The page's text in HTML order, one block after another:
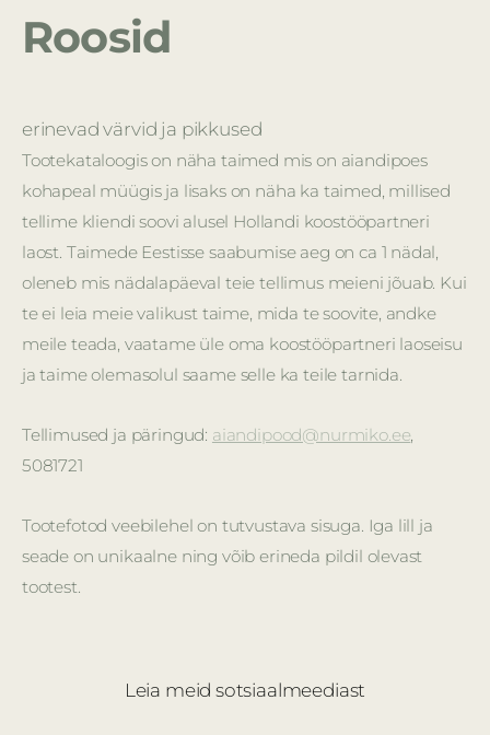
Tootekataloogis on näha taimed mis on aiandipoes
kohapeal müügis ja lisaks on näha ka taimed, millised
tellime kliendi soovi alusel Hollandi koostööpartneri
laost. Taimede Eestisse saabumise aeg on ca 1 nädal,
oleneb mis nädalapäeval teie tellimus meieni jõuab. Kui
te ei leia meie valikust taime, mida te soovite, andke
meile teada, vaatame üle oma koostööpartneri laoseisu
ja taime olemasolul saame selle ka teile tarnida.
Tellimused ja päringud: aiandipood@nurmiko.ee
5081721
Tootefotod veebilehel on tutvustava sisuga. Iga lill ja
seade on unikaalne ning võib erineda pildil olevast
tootest.
Roosid
erinevad värvid ja pikkused
Leia meid sotsiaalmeediast